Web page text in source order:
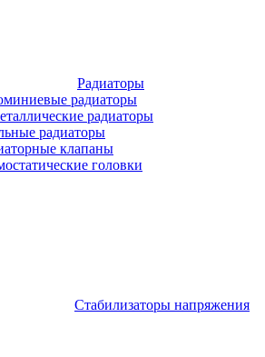
Радиаторы
радиаторы
радиаторы
радиаторы
клапаны
головки
Стабилизаторы напряжения